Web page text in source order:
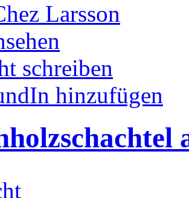
Larsson
schreiben
hinzufügen